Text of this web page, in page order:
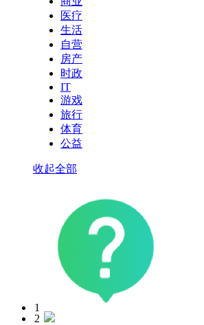
医疗
生活
自营
房产
时政
IT
游戏
旅行
体育
公益
收起全部
1
2